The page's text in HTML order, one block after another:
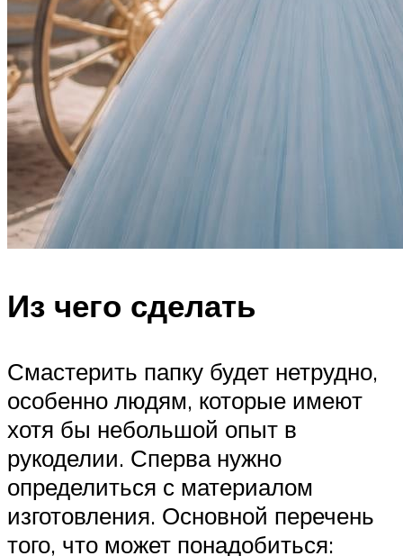
Из чего сделать
Смастерить папку будет нетрудно,
особенно людям, которые имеют
хотя бы небольшой опыт в
рукоделии. Сперва нужно
определиться с материалом
изготовления. Основной перечень
того, что может понадобиться: